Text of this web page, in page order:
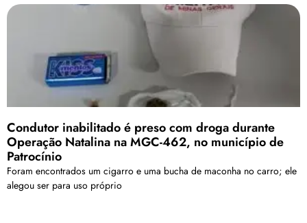
Condutor inabilitado é preso com droga durante
Operação Natalina na MGC-462, no município de
Patrocínio
Foram encontrados um cigarro e uma bucha de maconha no carro; ele
alegou ser para uso próprio